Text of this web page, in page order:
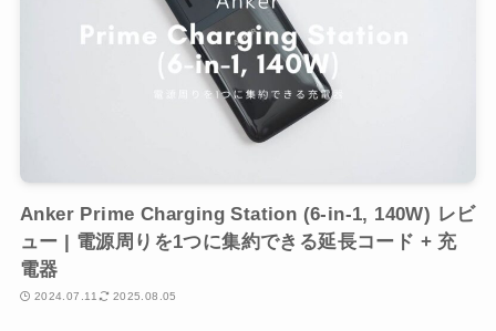
Anker Prime Charging Station (6-in-1, 140W) レビ
ュー | 電源周りを1つに集約できる延長コード + 充
電器
2024.07.11 2025.08.05